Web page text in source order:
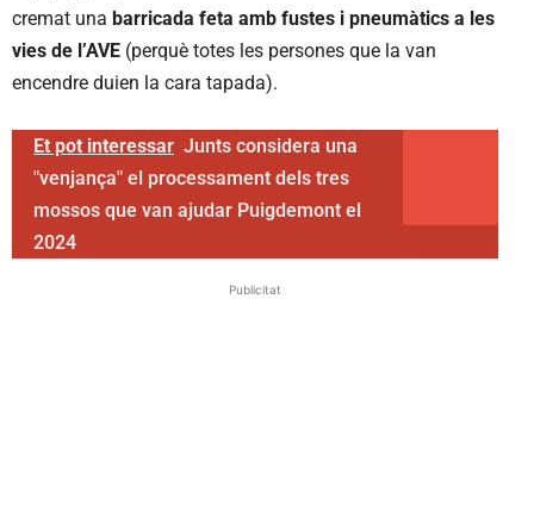
cremat una barricada feta amb fustes i pneumàtics a les
vies de l’AVE (perquè totes les persones que la van
encendre duien la cara tapada).
Et pot interessar Junts considera una
"venjança" el processament dels tres
mossos que van ajudar Puigdemont el
2024
Publicitat